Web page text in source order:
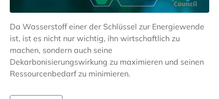
Da Wasserstoff einer der Schlüssel zur Energiewende
ist, ist es nicht nur wichtig, ihn wirtschaftlich zu
machen, sondern auch seine
Dekarbonisierungswirkung zu maximieren und seinen
Ressourcenbedarf zu minimieren.